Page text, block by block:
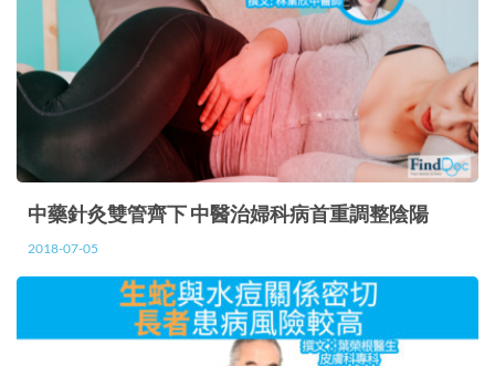
中藥針灸雙管齊下 中醫治婦科病首重調整陰陽
2018-07-05